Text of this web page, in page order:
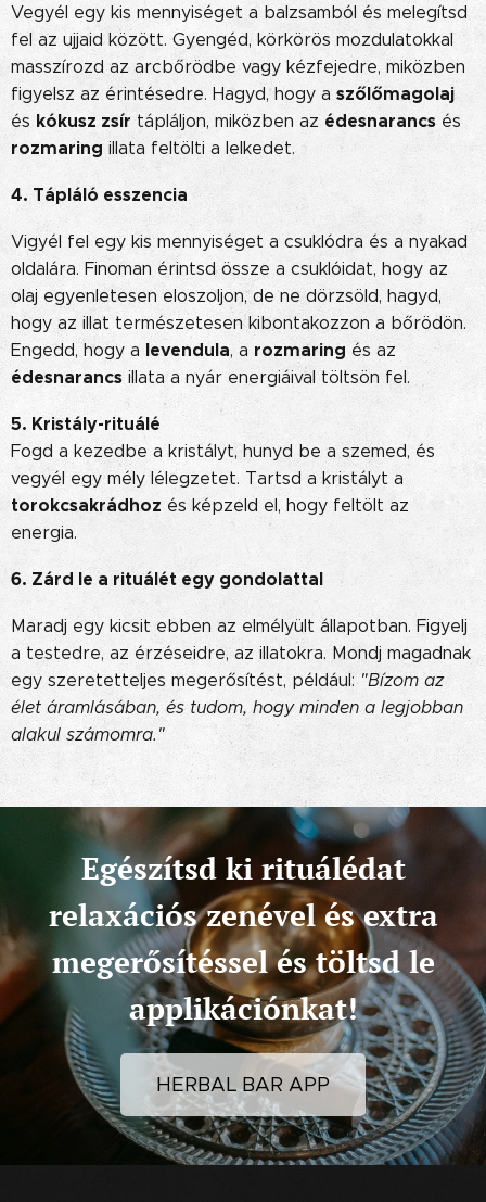
Vegyél egy kis mennyiséget a balzsamból és melegítsd
fel az ujjaid között. Gyengéd, körkörös mozdulatokkal
masszírozd az arcbőrödbe vagy kézfejedre, miközben
figyelsz az érintésedre. Hagyd, hogy a szőlőmagolaj
és kókusz zsír tápláljon, miközben az édesnarancs és
rozmaringillata feltölti a lelkedet.
4. Tápláló esszencia
Vigyél fel egy kis mennyiséget a csuklódra és a nyakad
oldalára. Finoman érintsd össze a csuklóidat, hogy az
olaj egyenletesen eloszoljon, de ne dörzsöld, hagyd,
hogy az illat természetesen kibontakozzon a bőrödön.
Engedd, hogy a levendula, a rozmaring és az
édesnarancsillata a nyár energiáival töltsön fel.
5. Kristály-rituálé
Fogd a kezedbe a kristályt, hunyd be a szemed, és
vegyél egy mély lélegzetet. Tartsd a kristályt a
torokcsakrádhoz és képzeld el, hogy feltölt az
energia.
6. Zárd le a rituálét egy gondolattal
Maradj egy kicsit ebben az elmélyült állapotban. Figyelj
a testedre, az érzéseidre, az illatokra. Mondj magadnak
egy szeretetteljes megerősítést, például: "Bízom az
élet áramlásában, és tudom, hogy minden a legjobban
alakul számomra."
Egészítsd ki rituálédat
relaxációs zenével és extra
megerősítéssel és töltsd le
applikációnkat!
HERBAL BAR APP